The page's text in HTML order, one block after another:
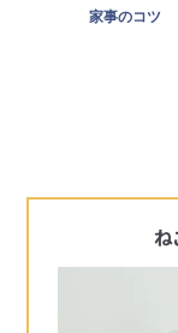
家事のコツ
ね